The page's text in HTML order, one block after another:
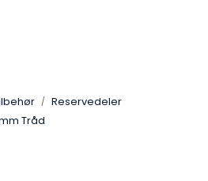
Reservedeler
Tråd